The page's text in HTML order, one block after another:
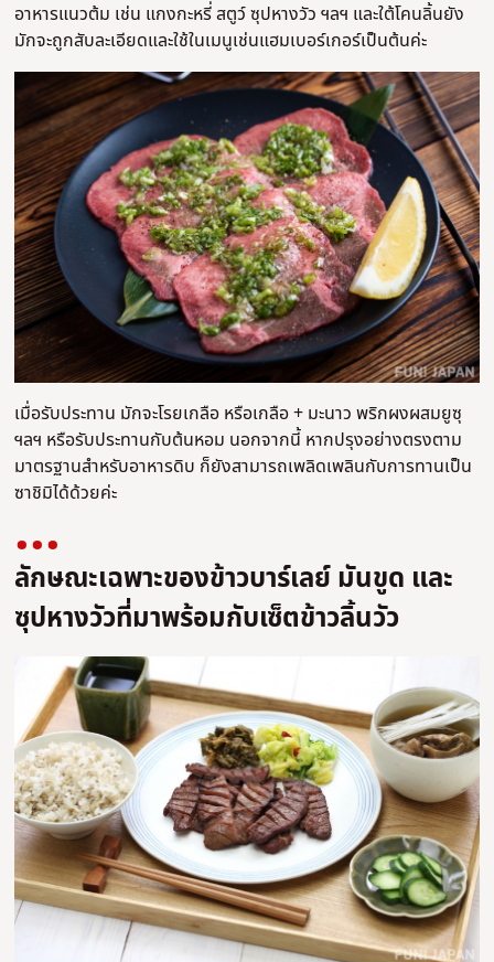
อาหารแนวต้ม เช่น แกงกะหรี่ สตูว์ ซุปหางวัว ฯลฯ และใต้โคนลิ้นยัง
มักจะถูกสับละเอียดและใช้ในเมนูเช่นแฮมเบอร์เกอร์เป็นต้นค่ะ
เมื่อรับประทาน มักจะโรยเกลือ หรือเกลือ + มะนาว พริกผงผสมยูซุ
ฯลฯ หรือรับประทานกับต้นหอม นอกจากนี้ หากปรุงอย่างตรงตาม
มาตรฐานสำหรับอาหารดิบ ก็ยังสามารถเพลิดเพลินกับการทานเป็น
ซาชิมิได้ด้วยค่ะ
ลักษณะเฉพาะของข้าวบาร์เลย์ มันขูด และ
ซุปหางวัวที่มาพร้อมกับเซ็ตข้าวลิ้นวัว